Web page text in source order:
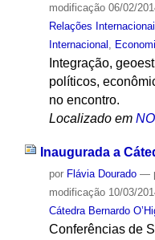
modificação06/02/
Relações
Internacional
Integração,
políticos,
no encontro.
Localizado em
Inaugurada a
por Flávia Dourado —
modificação10/03/
Cátedra Bernardo
Conferências de